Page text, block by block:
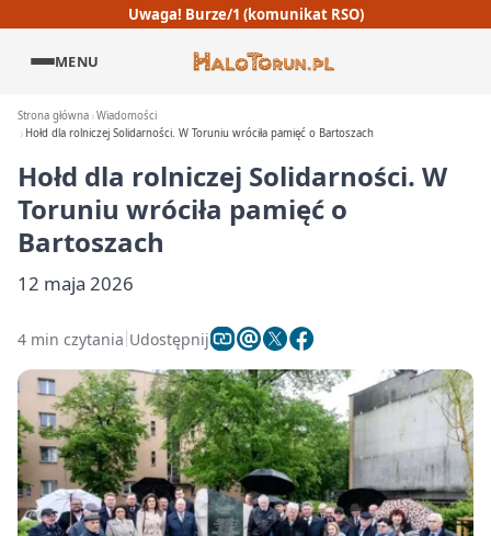
Uwaga! Burze/1 (komunikat RSO)
MENU
Strona główna Wiadomości
Hołd dla rolniczej Solidarności. W Toruniu wróciła pamięć o Bartoszach
Hołd dla rolniczej Solidarności. W
Toruniu wróciła pamięć o
Bartoszach
12 maja 2026
4 min czytania Udostępnij